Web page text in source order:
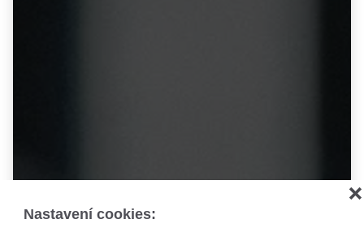
Nastavení cookies:
❌
AKCE, SLEVY A